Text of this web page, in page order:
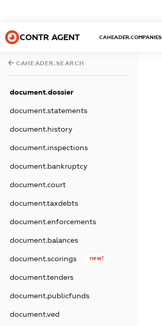
CONTR AGENT CAHEADER.COMPANIES
CAHEADER.SEARCH
document.dossier
document.statements
document.history
document.inspections
document.bankruptcy
document.court
document.taxdebts
document.enforcements
document.balances
document.scorings new!
document.tenders
document.publicfunds
document.ved